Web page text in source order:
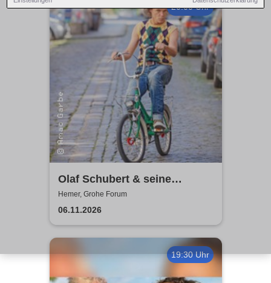
20:00 Uhr
Olaf Schubert & seine
Freunde - Jetzt oder now!
Hemer, Grohe Forum
06.11.2026
19:30 Uhr